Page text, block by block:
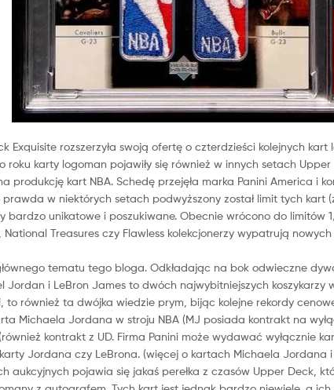
Exquisite rozszerzyła swoją ofertę o czterdzieści kolejnych
roku karty logoman pojawiły się również w innych setach
produkcję kart NBA. Schedę przejęła marka Panini America i
w niektórych setach podwyższony został limit tych kart
bardzo unikatowe i poszukiwane. Obecnie wrócono do limitów
Treasures czy Flawless kolekcjonerzy wypatrują
tematu tego bloga. Odkładając na bok odwieczne
Jordan i LeBron James to dwóch najwybitniejszych koszykarzy
to również ta dwójka wiedzie prym, bijąc kolejne rekordy
Michaela Jordana w stroju NBA (MJ posiada kontrakt na
kontrakt z UD. Firma Panini może wydawać wyłącznie
Jordana czy LeBrona. (więcej o kartach Michaela Jordana
aukcyjnych pojawia się jakaś perełka z czasów Upper Deck,